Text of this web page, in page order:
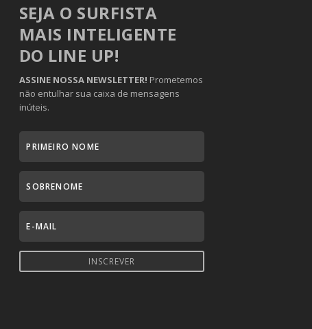
SEJA O SURFISTA
MAIS INTELIGENTE
DO LINE UP!
ASSINE NOSSA NEWSLETTER! Prometemos
não entulhar sua caixa de mensagens
inúteis.
INSCREVER